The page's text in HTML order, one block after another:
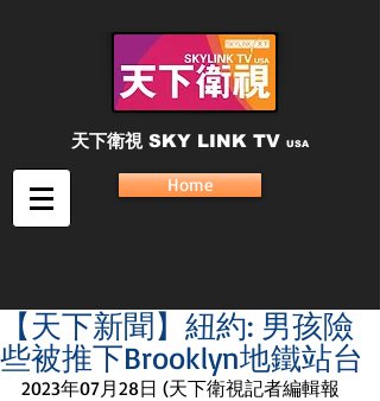
天下衛視 SKY LINK TV USA
Home
【天下新聞】紐約: 男孩險
些被推下Brooklyn地鐵站台
2023年07月28日 (天下衛視記者編輯報